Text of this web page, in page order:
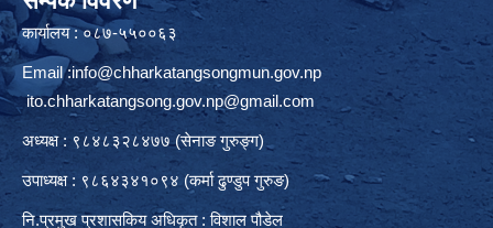
कार्यालय : ०८७-५५००६३
Email :info@chharkatangsongmun.gov.np
ito.chharkatangsong.gov.np@gmail.com
अध्यक्ष : ९८४८३२८४७७ (सेनाङ गुरुङ्ग)
उपाध्यक्ष : ९८६४३४१०९४ (कर्मा ढुण्डुप गुरुङ)
नि.प्रमुख प्रशासकिय अधिकृत : विशाल पौडेल